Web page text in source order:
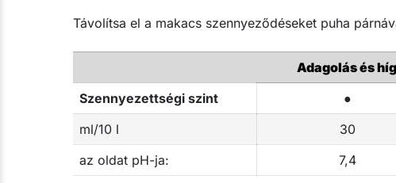
Távolítsa el a makacs szennyeződéseket puha
Adagolás és
Szennyezettségi szint
●
ml/10 l
30
az oldat pH-ja​:
7,4